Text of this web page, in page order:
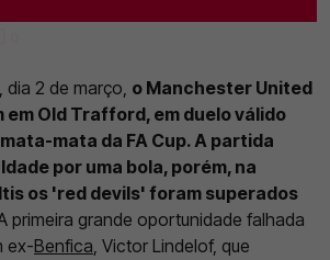
dia 2 de março, o Manchester United
em Old Trafford, em duelo válido
mata da FA Cup. A partida
por uma bola, porém, na
os 'red devils' foram superados
primeira grande oportunidade falhada
ex-Benfica, Victor Lindelof, que